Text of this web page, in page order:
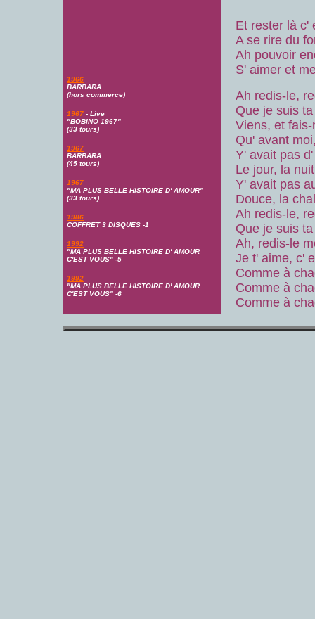
1966
BARBARA
(hors commerce)
1967 - Live
"BOBINO 1967"
(33 tours)
1967
BARBARA
(45 tours)
1967
"MA PLUS BELLE HISTOIRE D' AMOUR"
(33 tours)
1986
COFFRET 3 DISQUES -1
1992
"MA PLUS BELLE HISTOIRE D' AMOUR
C'EST VOUS" -5
1992
"MA PLUS BELLE HISTOIRE D' AMOUR
C'EST VOUS" -6
Et rester là c'
A se rire du
Ah pouvoir
S' aimer et
Ah redis-le,
Que je suis
Viens, et
Qu' avant
Y' avait pas
Le jour, la
Y' avait pas
Douce, la
Ah redis-le,
Que je suis
Ah, redis-le
Je t' aime, c'
Comme à
Comme à
Comme à